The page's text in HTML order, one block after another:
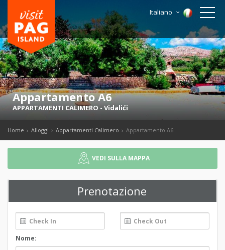
Italiano
Appartamento A6
APPARTAMENTI CALIMERO -Vidalići
Home Alloggi Appartamenti Calimero Appartamento A6
VEDI SULLA MAPPA
Prenotazione
Nome: